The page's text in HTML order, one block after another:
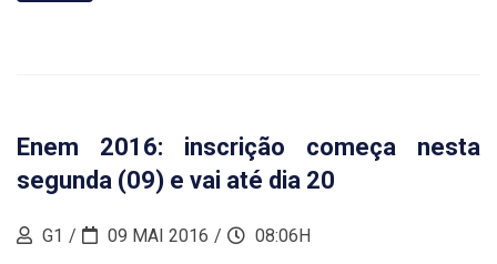
Enem 2016: inscrição começa nesta
segunda (09) e vai até dia 20
G1 09 MAI 2016 08:06H